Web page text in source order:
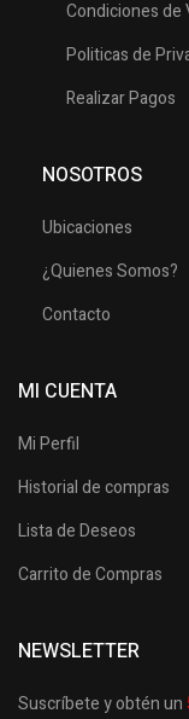
Condiciones de
Politicas de
Realizar Pagos
NOSOTROS
Ubicaciones
¿Quienes Somos?
Contacto
MI CUENTA
Mi Perfil
Historial de compras
Lista de Deseos
Carrito de Compras
NEWSLETTER
Suscríbete y obtén un